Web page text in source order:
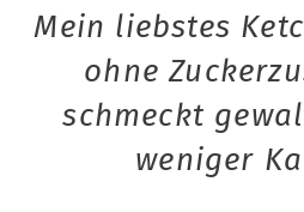
Mein liebstes
ohne
schmeckt
weniger